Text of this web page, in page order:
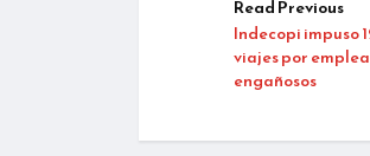
Read Previous
Indecopi impuso
viajes por
engañosos